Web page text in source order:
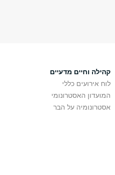
קהילה וחיים מדעיים
לוח אירועים כללי
המועדון האסטרונומי
אסטרונומיה על הבר